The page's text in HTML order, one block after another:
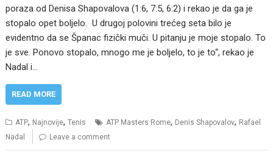
poraza od Denisa Shapovalova (1:6, 7:5, 6:2) i rekao je da ga je
stopalo opet boljelo. U drugoj polovini trećeg seta bilo je
evidentno da se Španac fizički muči. U pitanju je moje stopalo. To
je sve. Ponovo stopalo, mnogo me je boljelo, to je to“, rekao je
Nadal i…
READ MORE
ATP, Najnovije,Tenis ATP Masters Rome, Denis Shapovalov, Rafael
Nadal
Leave a comment